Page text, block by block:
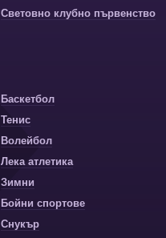
Световно клубно първенство
Баскетбол
Тенис
Волейбол
Лека атлетика
Зимни
Бойни спортове
Снукър